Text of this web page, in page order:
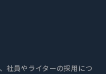
社員やライターの採用につ